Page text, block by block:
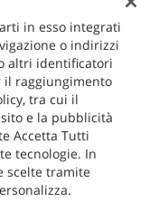
in esso integrati
o indirizzi
altri identificatori
il raggiungimento
tra cui il
e la pubblicità
Accetta Tutti
tecnologie. In
scelte tramite